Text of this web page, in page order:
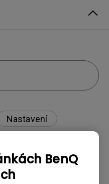
BenQ
Nastavení